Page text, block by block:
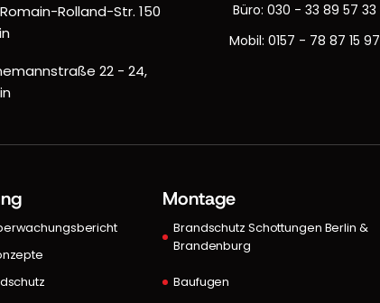
Rolland-Str. 150
22 - 24,
Büro:030 - 33 89 57 33
Mobil:0157 - 78 87 15 97
Montage
Brandschutz Schottungen Berlin &
Brandenburg
Baufugen